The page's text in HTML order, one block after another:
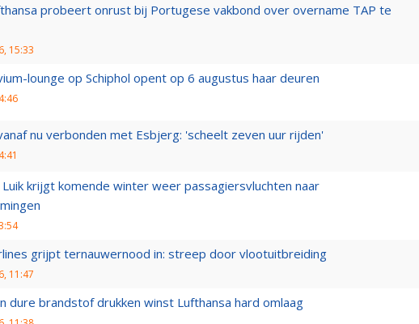
probeert onrust bij Portugese vakbond over overname TAP te
15:33
lounge op Schiphol opent op 6 augustus haar deuren
nu verbonden met Esbjerg: 'scheelt zeven uur rijden'
Luik krijgt komende winter weer passagiersvluchten naar
grijpt ternauwernood in: streep door vlootuitbreiding
11:47
dure brandstof drukken winst Lufthansa hard omlaag